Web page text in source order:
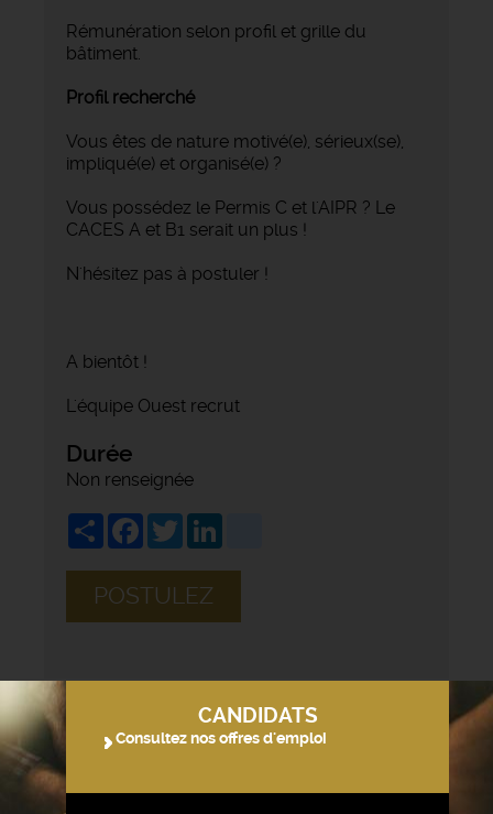
Rémunération selon profil et grille du
bâtiment.
Profil recherché
Vous êtes de nature motivé(e), sérieux(se),
impliqué(e) et organisé(e) ?
Vous possédez le Permis C et l'AIPR ? Le
CACES A et B1 serait un plus !
N'hésitez pas à postuler !
A bientôt !
L'équipe Ouest recrut
Durée
Non renseignée
ShareFacebook
Twitter
POSTULEZ
CANDIDATS
Consultez nos offres d'emploi